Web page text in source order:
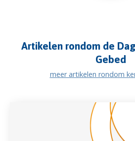
Artikelen rondom de
Gebed
meer artikelen rondom